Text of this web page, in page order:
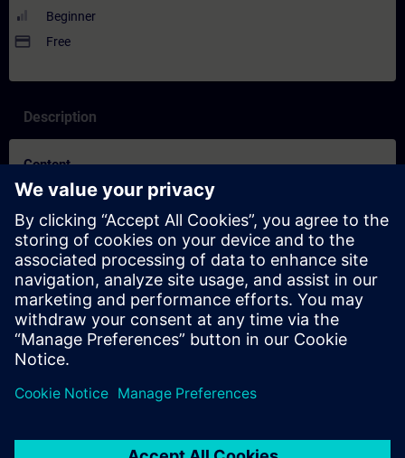
Beginner
payment Free
Description
Content
SITRAIN – Características y diferenciación de los formatos de